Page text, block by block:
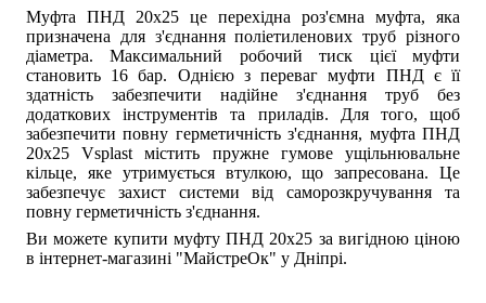
Муфта ПНД 20х25 це перехідна роз'ємна муфта, яка
призначена для з'єднання поліетиленових труб різного
діаметра. Максимальний робочий тиск цієї муфти
становить 16 бар. Однією з переваг муфти ПНД є її
здатність забезпечити надійне з'єднання труб без
додаткових інструментів та приладів. Для того, щоб
забезпечити повну герметичність з'єднання, муфта ПНД
20х25 Vsplast містить пружне гумове ущільнювальне
кільце, яке утримується втулкою, що запресована. Це
забезпечує захист системи від саморозкручування та
повну герметичність з'єднання.
Ви можете купити муфту ПНД 20х25 за вигідною ціною
в інтернет-магазині "МайстреОк" у Дніпрі.